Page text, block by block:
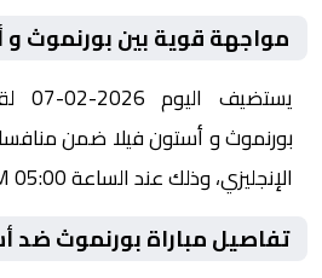
مواجهة قوية بين بورنموث و
بورنموث و أستون فيلا ضمن
الإنجليزي، وذلك عند الساعة 05:00 PM بتوقيت القاهرة.
تفاصيل مباراة بورنموث ضد